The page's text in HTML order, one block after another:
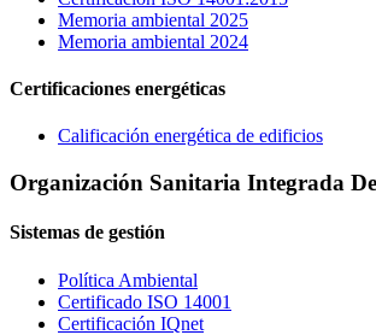
Memoria ambiental 2025
Memoria ambiental 2024
Certificaciones energéticas
Calificación energética de edificios
Organización Sanitaria Integrada
Sistemas de gestión
Política Ambiental
Certificado ISO 14001
Certificación IQnet